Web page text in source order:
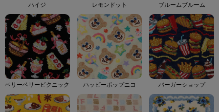
ハイジ レモンドット ブルームブルーム
ベリーベリーピクニック ハッピーポップニコ バーガーショップ